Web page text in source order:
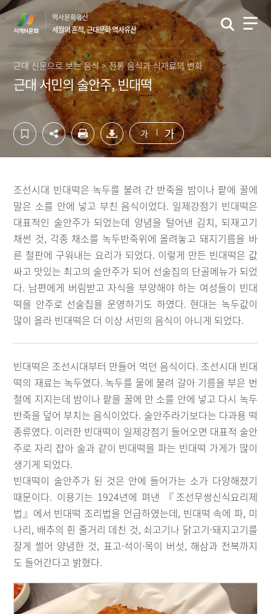
컨
역
하
바
역사문화유산
세월의 흔적, 근대문화 역사유산
근대 신문으로 보는 음식 > 전통 음식과 식재료의 변화
근대 서민의 술안주, 빈대떡
가 가
조선시대 빈대떡은 녹두를 불려 간 반죽을 밤이나 팥에 꿀에
말은 소를 안에 넣고 부친 음식이었다. 일제강점기 빈대떡은
대표적인 술안주가 되었는데 양념을 털어낸 김치, 되재고기
채썬 것, 각종 채소를 녹두반죽위에 올려놓고 돼지기름을 바
른 철판에 구워내는 요리가 되었다. 이렇게 만든 빈대떡은 값
싸고 맛있는 최고의 술안주가 되어 선술집의 단골메뉴가 되었
다. 남편에게 버림받고 자식을 부양해야 하는 여성들이 빈대
떡을 안주로 선술집을 운영하기도 하였다. 현대는 녹두값이
많이 올라 빈대떡은 더 이상 서민의 음식이 아니게 되었다.
빈대떡은 조선시대부터 만들어 먹던 음식이다. 조선시대 빈대
떡의 재료는 녹두였다. 녹두를 물에 불려 갈아 기름을 부은 번
철에 지지는데 밤이나 팥을 꿀에 만 소를 안에 넣고 다시 녹두
반죽을 덮어 부치는 음식이었다. 술안주라기보다는 다과용 떡
종류였다. 이러한 빈대떡이 일제강점기 들어오면 대표적 술안
주로 자리 잡아 술과 같이 빈대떡을 파는 빈대떡 가게가 많이
생기게 되었다.
빈대떡이 술안주가 된 것은 안에 들어가는 소가 다양해졌기
때문이다. 이용기는 1924년에 펴낸 『조선무쌍신식요리제
법』에서 빈대떡 조리법을 언급하였는데, 빈대떡 속에 파, 미
나리, 배추의 흰 줄거리 데친 것, 쇠고기나 닭고기·돼지고기를
잘게 썰어 양념한 것, 표고·석이·목이 버섯, 해삼과 전복까지
도 들어간다고 밝혔다.